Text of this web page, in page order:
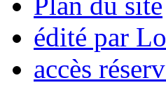
édité par
accès